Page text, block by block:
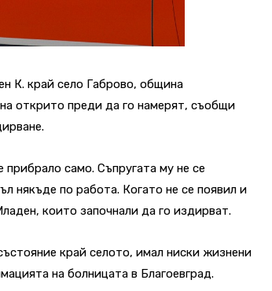
К. край село Габрово, община
открито преди да го намерят, съобщи
само. Съпругата му не се
някъде по работа. Когато не се появил и
които започнали да го издирват.
край селото, имал ниски жизнени
на болницата в Благоевград.